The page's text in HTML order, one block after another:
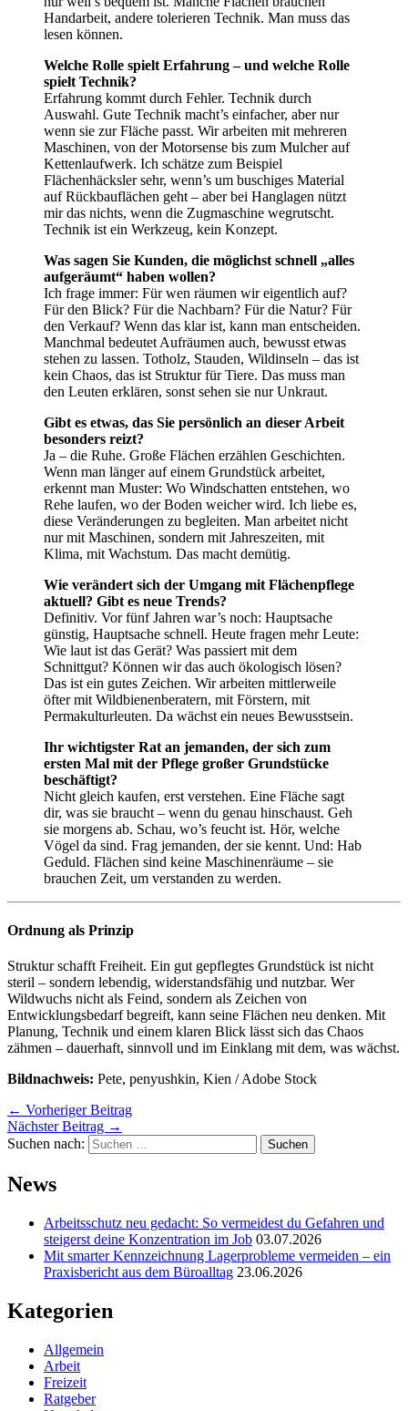
Handarbeit, andere tolerieren Technik. Man muss das
lesen können.
Welche Rolle spielt Erfahrung – und welche Rolle
spielt Technik?
Erfahrung kommt durch Fehler. Technik durch
Auswahl. Gute Technik macht’s einfacher, aber nur
wenn sie zur Fläche passt. Wir arbeiten mit mehreren
Maschinen, von der Motorsense bis zum Mulcher auf
Kettenlaufwerk. Ich schätze zum Beispiel
Flächenhäcksler sehr, wenn’s um buschiges Material
auf Rückbauflächen geht – aber bei Hanglagen nützt
mir das nichts, wenn die Zugmaschine wegrutscht.
Technik ist ein Werkzeug, kein Konzept.
Was sagen Sie Kunden, die möglichst schnell „alles
aufgeräumt“ haben wollen?
Ich frage immer: Für wen räumen wir eigentlich auf?
Für den Blick? Für die Nachbarn? Für die Natur? Für
den Verkauf? Wenn das klar ist, kann man entscheiden.
Manchmal bedeutet Aufräumen auch, bewusst etwas
stehen zu lassen. Totholz, Stauden, Wildinseln – das ist
kein Chaos, das ist Struktur für Tiere. Das muss man
den Leuten erklären, sonst sehen sie nur Unkraut.
Gibt es etwas, das Sie persönlich an dieser Arbeit
besonders reizt?
Ja – die Ruhe. Große Flächen erzählen Geschichten.
Wenn man länger auf einem Grundstück arbeitet,
erkennt man Muster: Wo Windschatten entstehen, wo
Rehe laufen, wo der Boden weicher wird. Ich liebe es,
diese Veränderungen zu begleiten. Man arbeitet nicht
nur mit Maschinen, sondern mit Jahreszeiten, mit
Klima, mit Wachstum. Das macht demütig.
Wie verändert sich der Umgang mit Flächenpflege
aktuell? Gibt es neue Trends?
Definitiv. Vor fünf Jahren war’s noch: Hauptsache
günstig, Hauptsache schnell. Heute fragen mehr Leute:
Wie laut ist das Gerät? Was passiert mit dem
Schnittgut? Können wir das auch ökologisch lösen?
Das ist ein gutes Zeichen. Wir arbeiten mittlerweile
öfter mit Wildbienenberatern, mit Förstern, mit
Permakulturleuten. Da wächst ein neues Bewusstsein.
Ihr wichtigster Rat an jemanden, der sich zum
ersten Mal mit der Pflege großer Grundstücke
beschäftigt?
Nicht gleich kaufen, erst verstehen. Eine Fläche sagt
dir, was sie braucht – wenn du genau hinschaust. Geh
sie morgens ab. Schau, wo’s feucht ist. Hör, welche
Vögel da sind. Frag jemanden, der sie kennt. Und: Hab
Geduld. Flächen sind keine Maschinenräume – sie
brauchen Zeit, um verstanden zu werden.
Ordnung als Prinzip
Struktur schafft Freiheit. Ein gut gepflegtes Grundstück ist nicht
steril – sondern lebendig, widerstandsfähig und nutzbar. Wer
Wildwuchs nicht als Feind, sondern als Zeichen von
Entwicklungsbedarf begreift, kann seine Flächen neu denken. Mit
Planung, Technik und einem klaren Blick lässt sich das Chaos
zähmen – dauerhaft, sinnvoll und im Einklang mit dem, was wächst.
Bildnachweis: Pete, penyushkin, Kien / Adobe Stock
← Vorheriger Beitrag
Nächster Beitrag →
Suchen nach:
News
Arbeitsschutz neu gedacht: So vermeidest du Gefahren und
steigerst deine Konzentration im Job 03.07.2026
Mit smarter Kennzeichnung Lagerprobleme vermeiden – ein
Praxisbericht aus dem Büroalltag 23.06.2026
Kategorien
Allgemein
Arbeit
Freizeit
Ratgeber